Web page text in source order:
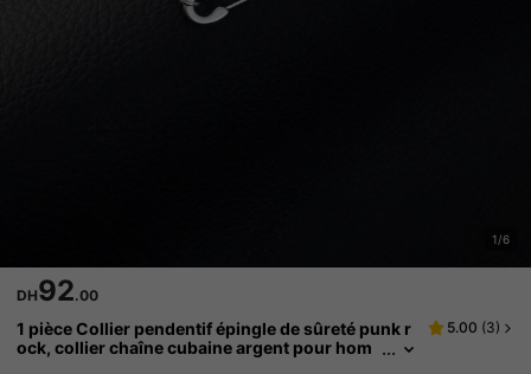
1/6
DH92.00
1 pièce Collier pendentif épingle de sûreté punk r
ock, collier chaîne cubaine argent pour hom
5.00 (3)